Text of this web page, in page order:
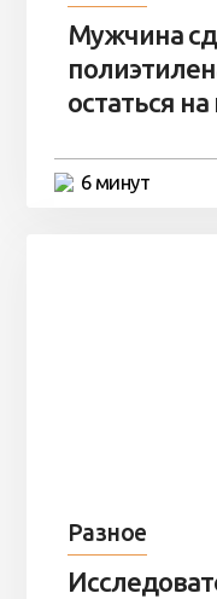
Мужчина
остаться на
6 минут
Разное